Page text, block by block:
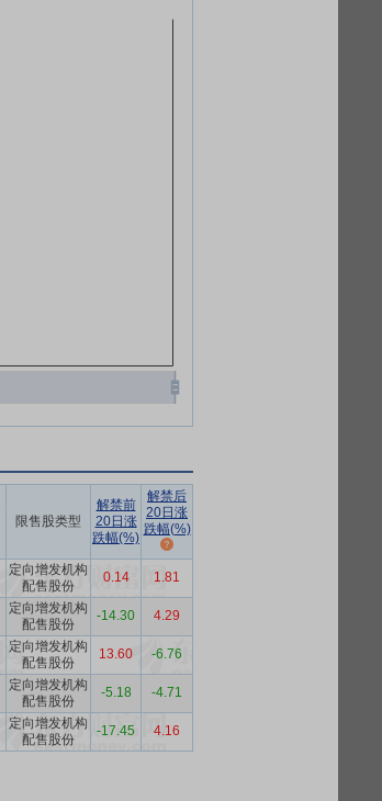
限售股类型
解禁前
20日涨
跌幅(%)
解禁后
20日涨
跌幅(%)
定向增发机构
配售股份
0.14 1.81
定向增发机构
配售股份
-14.30 4.29
定向增发机构
配售股份
13.60 -6.76
定向增发机构
配售股份
-5.18 -4.71
定向增发机构
配售股份
-17.45 4.16